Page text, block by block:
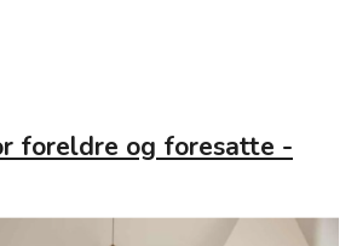
foreldre og foresatte -